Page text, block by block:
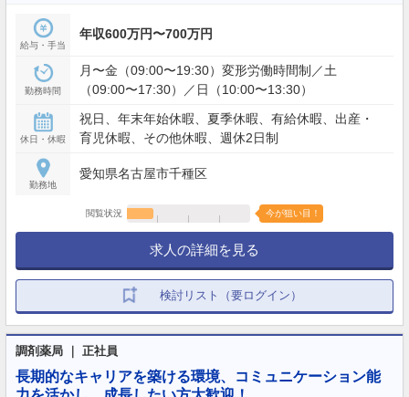
給与・手当
年収600万円〜700万円
勤務時間
月〜金（09:00〜19:30）変形労働時間制／土
（09:00〜17:30）／日（10:00〜13:30）
休日・休暇
祝日、年末年始休暇、夏季休暇、有給休暇、出産・
育児休暇、その他休暇、週休2日制
勤務地
愛知県名古屋市千種区
閲覧状況 今が狙い目！
求人の詳細を見る
検討リスト（要ログイン）
調剤薬局 ｜ 正社員
長期的なキャリアを築ける環境、コミュニケーション能